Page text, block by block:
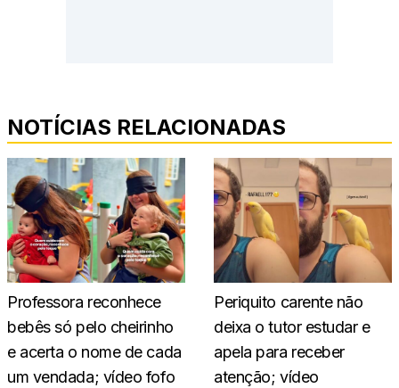
NOTÍCIAS RELACIONADAS
Professora reconhece
bebês só pelo cheirinho
e acerta o nome de cada
um vendada; vídeo fofo
Periquito carente não
deixa o tutor estudar e
apela para receber
atenção; vídeo